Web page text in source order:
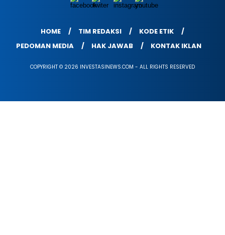
HOME TIM REDAKSI
KODE ETIK
PEDOMAN MEDIA
HAK JAWAB KONTAK IKLAN
COPYRIGHT © 2026 INVESTASINEWS.COM - ALL RIGHTS RESERVED